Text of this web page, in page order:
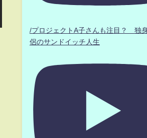
/プロジェクトA子さんも注目？ 独
侶のサンドイッチ人生